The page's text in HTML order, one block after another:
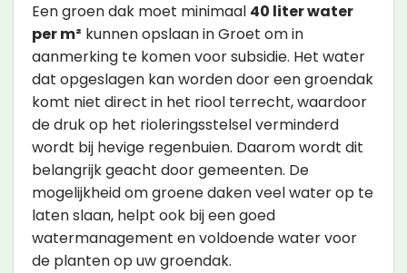
Een groen dak moet minimaal 40 liter water
per m² kunnen opslaan in Groet om in
aanmerking te komen voor subsidie. Het water
dat opgeslagen kan worden door een groendak
komt niet direct in het riool terrecht, waardoor
de druk op het rioleringsstelsel verminderd
wordt bij hevige regenbuien. Daarom wordt dit
belangrijk geacht door gemeenten. De
mogelijkheid om groene daken veel water op te
laten slaan, helpt ook bij een goed
watermanagement en voldoende water voor
de planten op uw groendak.